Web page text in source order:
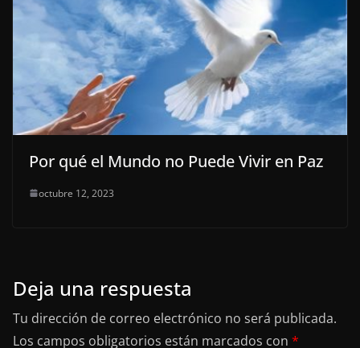
Por qué el Mundo no Puede Vivir en Paz
octubre 12, 2023
Deja una respuesta
Tu dirección de correo electrónico no será publicada.
Los campos obligatorios están marcados con *